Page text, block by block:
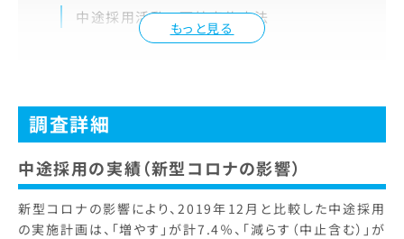
もっと見る
中途採用活動の面接実施方法
調査詳細
中途採用の実績（新型コロナの影響）
新型コロナの影響により、2019年12月と比較した中途採用
の実施計画は、「増やす」が計7.4％、「減らす（中止含む）」が